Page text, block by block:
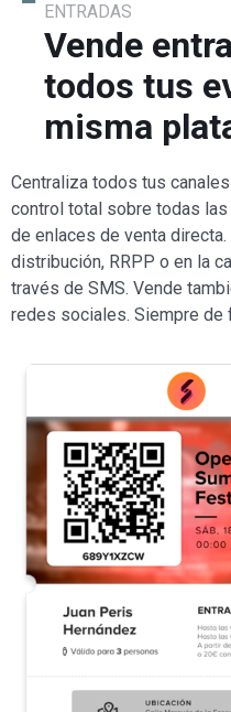
ENTRADAS
Vende
todos tus
misma
Centraliza todos tus
control total sobre todas
de enlaces de venta
distribución, RRPP o en la
través de SMS. Vende
redes sociales. Siempre de